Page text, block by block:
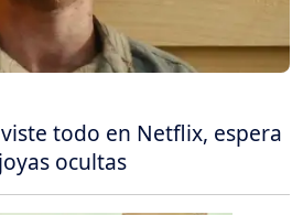
todo en Netflix, espera
ocultas